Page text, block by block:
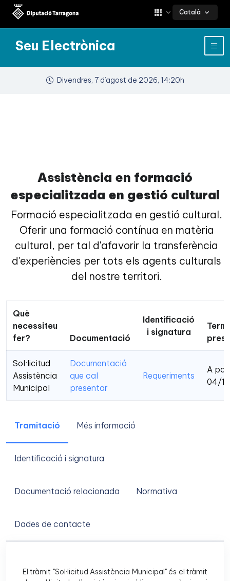
Català
Seu Electrònica
Divendres, 7 d’agost de 2026, 14:20h
Assistència en formació
especialitzada en gestió cultural
Formació especialitzada en gestió cultural.
Oferir una formació contínua en matèria
cultural, per tal d'afavorir la transferència
d'experiències per tots els agents culturals
del nostre territori.
Què
necessiteu
fer?
Documentació
Identificació
i signatura
Sol·licitud
Assistència
Municipal
Documentació
que cal
presentar
Requeriments
A
04/
Tramitació Més informació
Identificació i signatura
Documentació relacionada Normativa
Dades de contacte
El tràmit "Sol·licitud Assistència Municipal" és el tràmit